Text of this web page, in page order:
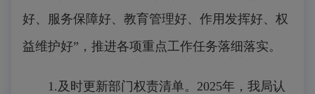
好、服务保障好、教育管理好、作用发挥好、权
益维护好”，推进各项重点工作任务落细落实。
1.及时更新部门权责清单。2025年，我局认